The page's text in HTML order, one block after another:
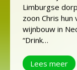
Limburgse
zoon Chris
wijnbouw in
“Drink…
Lees meer